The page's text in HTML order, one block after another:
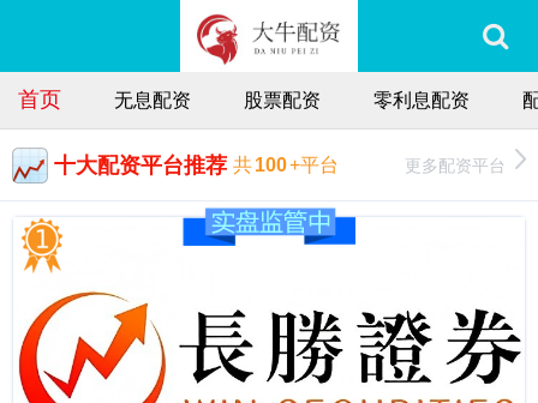
首页 无息配资 股票配资 零利息配资
十大配资平台推荐 共100+平台 更多配资平台